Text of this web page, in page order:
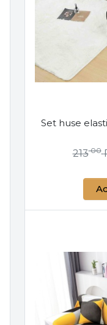
Set huse
21300